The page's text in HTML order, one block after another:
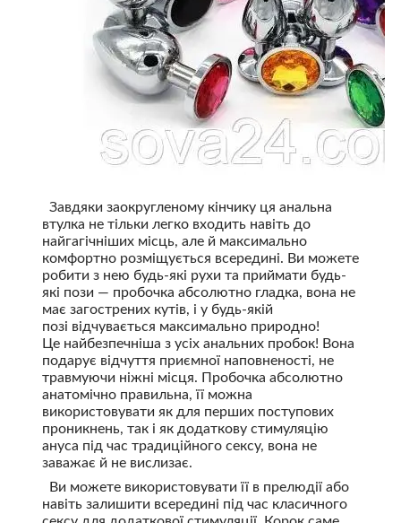
Завдяки заокругленому кінчику ця анальна
втулка не тільки легко входить навіть до
найгагічніших місць, але й максимально
комфортно розміщується всередині. Ви можете
робити з нею будь-які рухи та приймати будь-
які пози — пробочка абсолютно гладка, вона не
має загострених кутів, і у будь-якій
позі відчувається максимально природно!
Це найбезпечніша з усіх анальних пробок! Вона
подарує відчуття приємної наповненості, не
травмуючи ніжні місця. Пробочка абсолютно
анатомічно правильна, її можна
використовувати як для перших поступових
проникнень, так і як додаткову стимуляцію
ануса під час традиційного сексу, вона не
заважає й не вислизає.
Ви можете використовувати її в прелюдії або
навіть залишити всередині під час класичного